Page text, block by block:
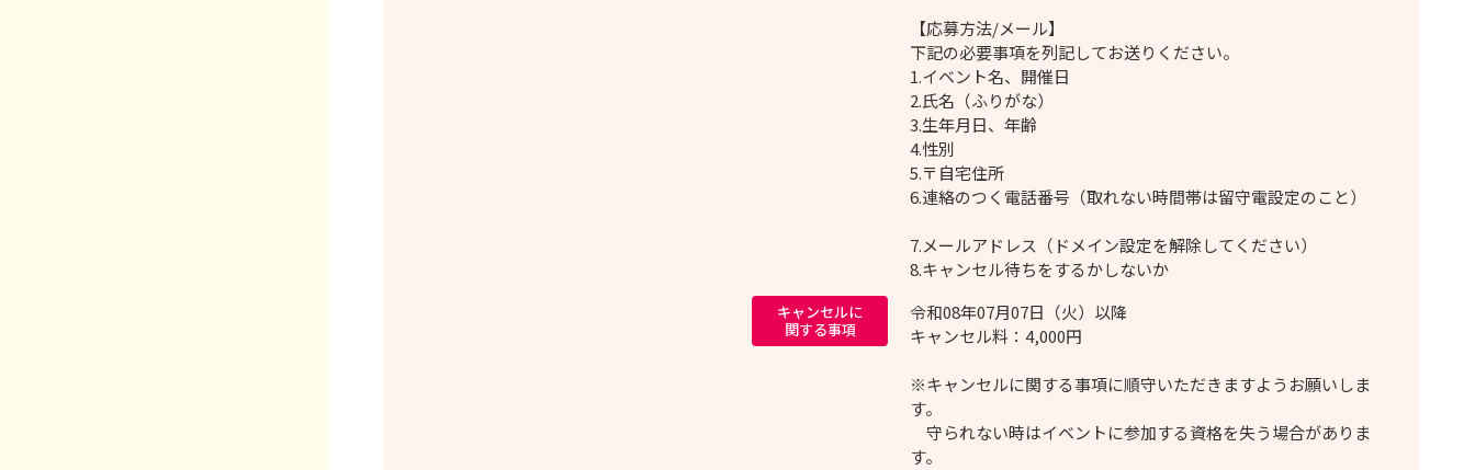
【応募方法/メール】
下記の必要事項を列記してお送りください。
1.イベント名、開催日
2.氏名（ふりがな）
3.生年月日、年齢
4.性別
5.〒自宅住所
6.連絡のつく電話番号（取れない時間帯は留守電設定のこと）
7.メールアドレス（ドメイン設定を解除してください）
8.キャンセル待ちをするかしないか
キャンセルに
関する事項
令和08年07月07日（火）以降
キャンセル料：4,000円
※キャンセルに関する事項に順守いただきますようお願いしま
す。
守られない時はイベントに参加する資格を失う場合がありま
す。